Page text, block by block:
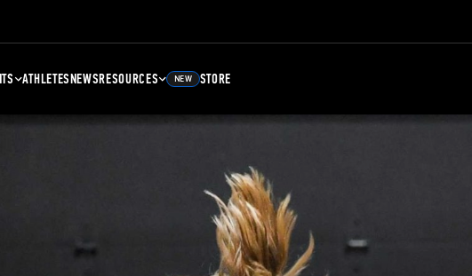
ATHLETESNEWSRESOURCES NEW STORE